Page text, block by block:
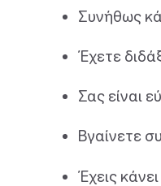
Συνήθως
Έχετε
Σας είναι
Βγαίνετε
Έχεις